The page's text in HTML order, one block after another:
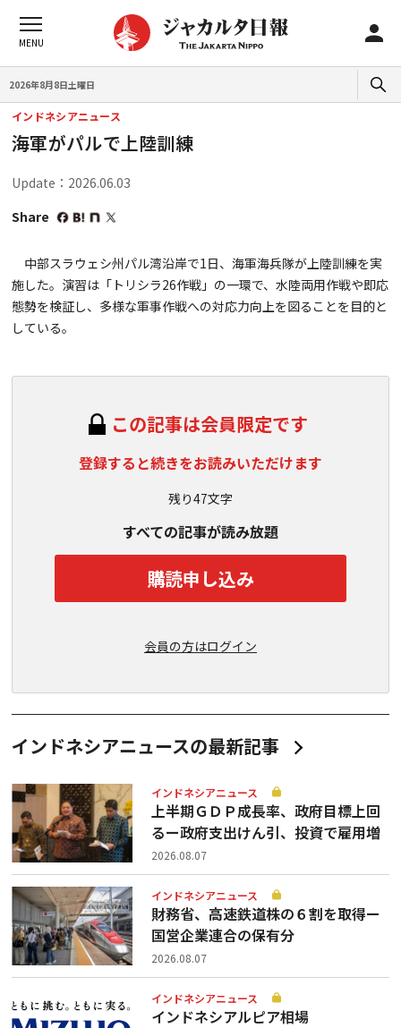
2026年8月8日土曜日
インドネシアニュース
海軍がパルで上陸訓練
Update：2026.06.03
Share
中部スラウェシ州パル湾沿岸で1日、海軍海兵隊が上陸訓練を実
施した。演習は「トリシラ26作戦」の一環で、水陸両用作戦や即応
態勢を検証し、多様な軍事作戦への対応力向上を図ることを目的と
している。
この記事は会員限定です
登録すると続きをお読みいただけます
残り47文字
すべての記事が読み放題
購読申し込み
会員の方はログイン
インドネシアニュースの最新記事
インドネシアニュース
上半期ＧＤＰ成長率、政府目標上回
るー政府支出けん引、投資で雇用増
2026.08.07
インドネシアニュース
財務省、高速鉄道株の６割を取得ー
国営企業連合の保有分
2026.08.07
インドネシアニュース
インドネシアルピア相場